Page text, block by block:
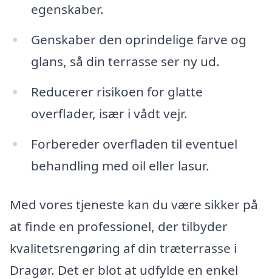
egenskaber.
Genskaber den oprindelige farve og
glans, så din terrasse ser ny ud.
Reducerer risikoen for glatte
overflader, især i vådt vejr.
Forbereder overfladen til eventuel
behandling med oil eller lasur.
Med vores tjeneste kan du være sikker på
at finde en professionel, der tilbyder
kvalitetsrengøring af din træterrasse i
Dragør. Det er blot at udfylde en enkel